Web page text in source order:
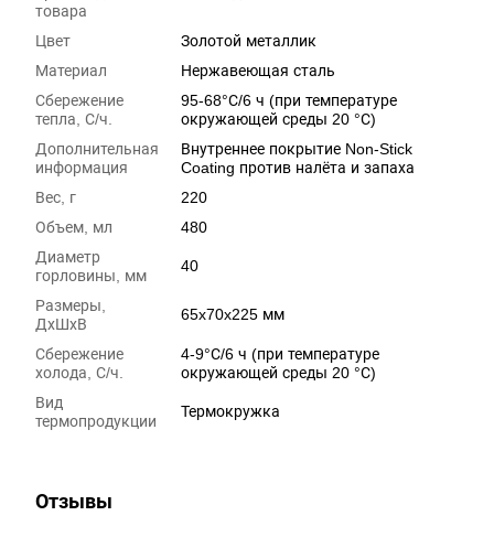
товара
Цвет
Золотой металлик
Материал
Нержавеющая сталь
Сбережение
тепла, С/ч.
95-68°С/6 ч (при температуре
окружающей среды 20 °С)
Дополнительная
информация
Внутреннее покрытие Non-Stick
Coating против налёта и запаха
Вес, г
220
Объем, мл
480
Диаметр
горловины, мм
40
Размеры,
ДхШхВ
65x70x225 мм
Сбережение
холода, С/ч.
4-9°С/6 ч (при температуре
окружающей среды 20 °С)
Вид
термопродукции
Термокружка
Отзывы